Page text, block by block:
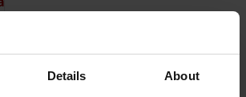
Details About